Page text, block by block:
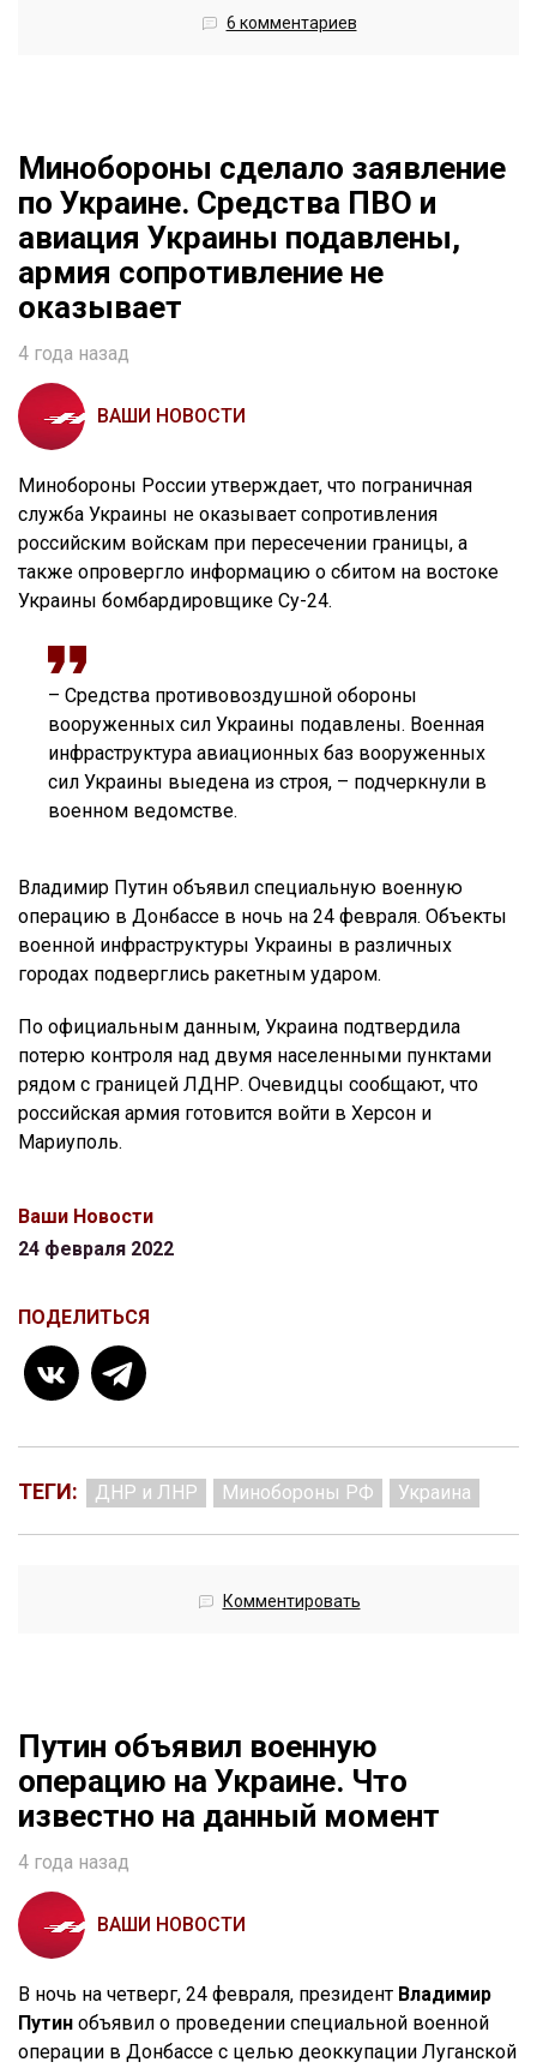
6 комментариев
Минобороны сделало заявление
по Украине. Средства ПВО и
авиация Украины подавлены,
армия сопротивление не
оказывает
4 года назад
ВАШИ НОВОСТИ
Минобороны России утверждает, что пограничная
служба Украины не оказывает сопротивления
российским войскам при пересечении границы, а
также опровергло информацию о сбитом на востоке
Украины бомбардировщике Су-24.
– Средства противовоздушной обороны
вооруженных сил Украины подавлены. Военная
инфраструктура авиационных баз вооруженных
сил Украины выедена из строя, – подчеркнули в
военном ведомстве.
Владимир Путин объявил специальную военную
операцию в Донбассе в ночь на 24 февраля. Объекты
военной инфраструктуры Украины в различных
городах подверглись ракетным ударом.
По официальным данным, Украина подтвердила
потерю контроля над двумя населенными пунктами
рядом с границей ЛДНР. Очевидцы сообщают, что
российская армия готовится войти в Херсон и
Мариуполь.
Ваши Новости
24 февраля 2022
ПОДЕЛИТЬСЯ
ТЕГИ: ДНР и ЛНР Минобороны РФ Украина
Комментировать
Путин объявил военную
операцию на Украине. Что
известно на данный момент
4 года назад
ВАШИ НОВОСТИ
В ночь на четверг, 24 февраля, президент Владимир
Путин объявил о проведении специальной военной
операции в Донбассе с целью деоккупации Луганской